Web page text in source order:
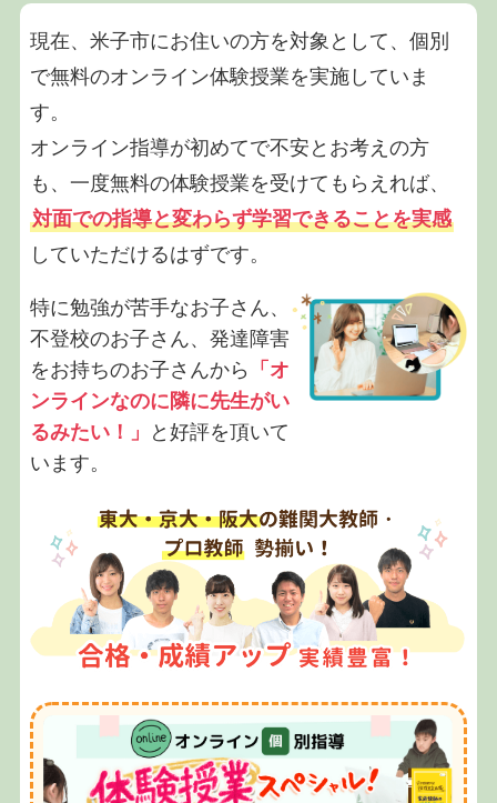
現在、米子市にお住いの方を対象として、個別
で無料のオンライン体験授業を実施していま
す。
オンライン指導が初めてで不安とお考えの方
も、一度無料の体験授業を受けてもらえれば、
対面での指導と変わらず学習できることを実感
していただけるはずです。
特に勉強が苦手なお子さん、
不登校のお子さん、発達障害
をお持ちのお子さんから
「オ
ンラインなのに隣に先生がい
るみたい！」
と好評を頂いて
います。